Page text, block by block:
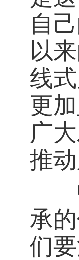
自
以
线
更
广
推
中
承
们